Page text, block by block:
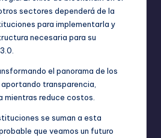
sectores dependerá de la
para implementarla y
necesaria para su
el panorama de los
transparencia,
mientras reduce costos.
se suman a esta
que veamos un futuro